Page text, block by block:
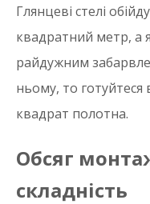
Глянцеві стелі
квадратний метр, а
райдужним
ньому, то готуйтеся
квадрат полотна.
Обсяг
складність